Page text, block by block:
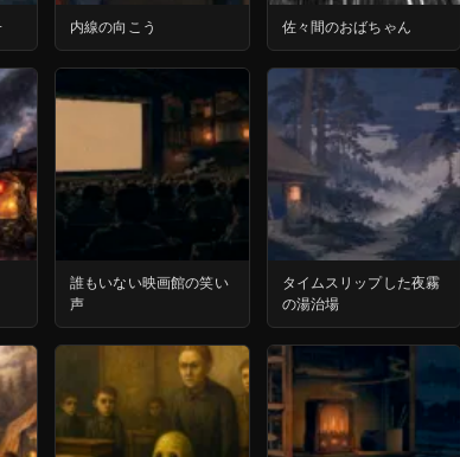
内線の向こう 佐々間のおばちゃん
誰もいない映画館の笑い
声
タイムスリップした夜霧
の湯治場